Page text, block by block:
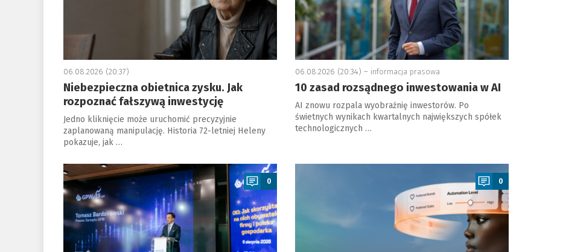
06.08.2026 (20:37)
Niebezpieczna obietnica zysku. Jak
rozpoznać fałszywą inwestycję
Jedno kliknięcie może uruchomić precyzyjnie
zaplanowaną manipulację. Historia 72-letniej Heleny
pokazuje, jak …
06.08.2026 (20:34) – informacja prasowa
10 zasad rozsądnego inwestowania w AI
AI znowu rozpala wyobraźnię inwestorów. Po
świetnych wynikach kwartalnych największych spółek
technologicznych …
a
0
a
0